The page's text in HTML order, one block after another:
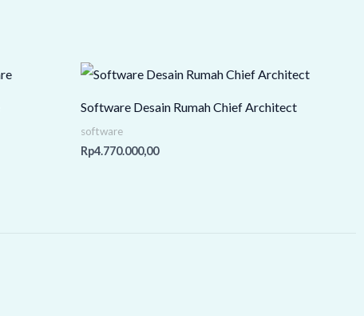
Software Desain Rumah Chief Architect
software
Rp4.770.000,00